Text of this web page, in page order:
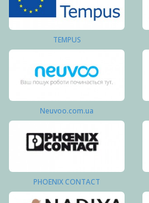
TEMPUS
Neuvoo.com.ua
PHOENIX CONTACT